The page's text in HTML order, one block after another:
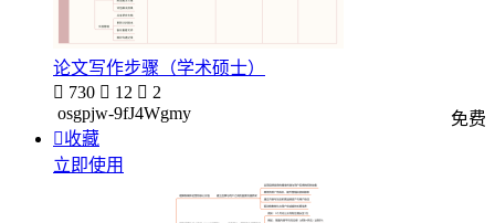
论文写作步骤（学术硕士）
 730  12  2
osgpjw-9fJ4Wgmy
免费
收藏
立即使用